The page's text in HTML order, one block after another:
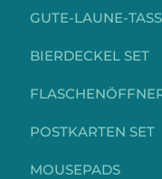
GUTE-LAUNE-
BIERDECKEL SET
POSTKARTEN SET
MOUSEPADS